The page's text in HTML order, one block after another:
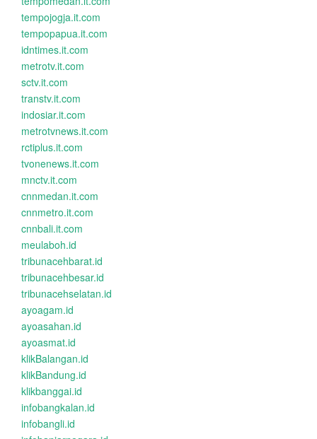
tempojogja.it.com
tempopapua.it.com
idntimes.it.com
metrotv.it.com
sctv.it.com
transtv.it.com
indosiar.it.com
metrotvnews.it.com
rctiplus.it.com
tvonenews.it.com
mnctv.it.com
cnnmedan.it.com
cnnmetro.it.com
cnnbali.it.com
meulaboh.id
tribunacehbarat.id
tribunacehbesar.id
tribunacehselatan.id
ayoagam.id
ayoasahan.id
ayoasmat.id
klikBalangan.id
klikBandung.id
klikbanggai.id
infobangkalan.id
infobangli.id